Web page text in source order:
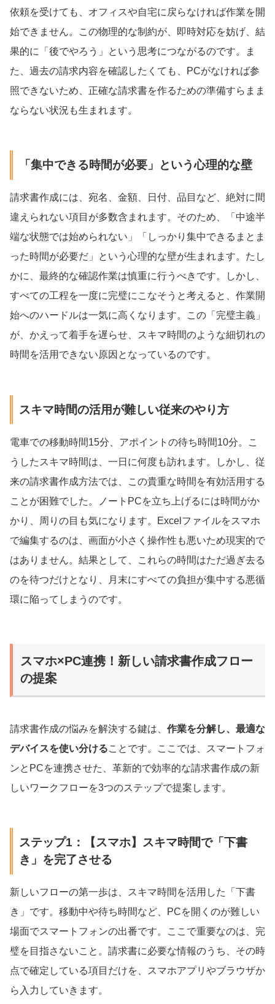
依頼を受けても、オフィスや自宅に戻らなければ作業を開
始できません。この物理的な制約が、即時対応を妨げ、結
果的に「後でやろう」という思考につながるのです。ま
た、過去の請求内容を確認したくても、PCがなければ参
照できないため、正確な請求書を作るための準備すらまま
ならない状況も生まれます。
「集中できる時間が必要」という心理的な壁
請求書作成には、宛名、金額、日付、品目など、絶対に間
違えられない項目が多数含まれます。そのため、「中途半
端な状態では始められない」「しっかり集中できるまとま
った時間が必要だ」という心理的な壁が生まれます。たし
かに、最終的な確認作業は慎重に行うべきです。しかし、
すべての工程を一度に完璧にこなそうと考えると、作業開
始へのハードルは一気に高くなります。この「完璧主義」
が、かえって着手を遅らせ、スキマ時間のような細切れの
時間を活用できない原因となっているのです。
スキマ時間の活用が難しい従来のやり方
電車での移動時間15分、アポイントの待ち時間10分。こ
うしたスキマ時間は、一日に何度も訪れます。しかし、従
来の請求書作成方法では、この貴重な時間を有効活用する
ことが困難でした。ノートPCを立ち上げるには時間がか
かり、周りの目も気になります。Excelファイルをスマホ
で編集するのは、画面が小さく操作性も悪いため現実的で
はありません。結果として、これらの時間はただ過ぎ去る
のを待つだけとなり、月末にすべての負担が集中する悪循
環に陥ってしまうのです。
スマホ×PC連携！新しい請求書作成フロー
の提案
請求書作成の悩みを解決する鍵は、 作業を分解し、最適な
デバイスを使い分けることです。ここでは、スマートフォ
ンとPCを連携させた、革新的で効率的な請求書作成の新
しいワークフローを3つのステップで提案します。
ステップ1：【スマホ】スキマ時間で「下書
き」を完了させる
新しいフローの第一歩は、スキマ時間を活用した「下書
き」です。移動中や待ち時間など、PCを開くのが難しい
場面でスマートフォンの出番です。ここで重要なのは、完
璧を目指さないこと。請求書に必要な情報のうち、その時
点で確定している項目だけを、スマホアプリやブラウザか
ら入力していきます。